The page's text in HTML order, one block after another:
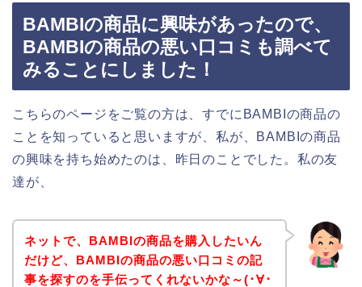
BAMBIの商品に興味があったので、
BAMBIの商品の悪い口コミも調べて
みることにしました！
こちらのページをご覧の方は、すでにBAMBIの商品の
ことを知っていると思いますが、私が、BAMBIの商品
の興味を持ち始めたのは、昨日のことでした。私の友
達が、
ネットで、BAMBIの商品を購入したいん
だけど、BAMBIの商品の悪い口コミの記
事を探すのを手伝ってくれないかな～(･∀･